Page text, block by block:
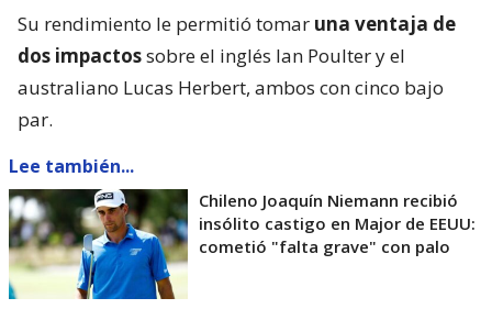
Su rendimiento le permitió tomar una ventaja de
dos impactossobre el inglés Ian Poulter y el
australiano Lucas Herbert, ambos con cinco bajo
par.
Lee también...
Chileno Joaquín Niemann recibió
insólito castigo en Major de EEUU:
cometió "falta grave" con palo